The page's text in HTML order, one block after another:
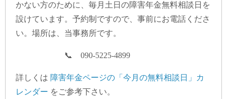
かない方のために、毎月土日の障害年金無料相談日を
設けています。予約制ですので、事前にお電話くださ
い。場所は、当事務所です。
📞 090-5225-4899
詳しくは 障害年金ページの「今月の無料相談日」カ
レンダー をご参考下さい。